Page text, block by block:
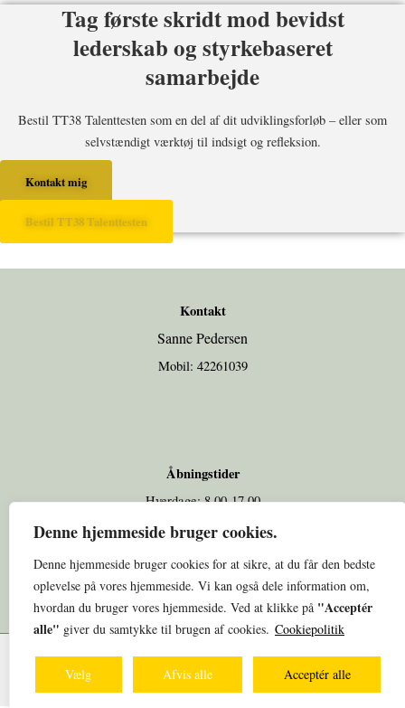
Denne hjemmeside bruger cookies.
Denne hjemmeside bruger cookies for at sikre, at du får den bedste
oplevelse på vores hjemmeside. Vi kan også dele information om,
hvordan du bruger vores hjemmeside. Ved at klikke på "Acceptér
alle" giver du samtykke til brugen af cookies. Cookiepolitik
Vælg Afvis alle Acceptér alle
Tag første skridt mod bevidst
lederskab og styrkebaseret
samarbejde
Bestil TT38 Talenttesten som en del af dit udviklingsforløb – eller som
selvstændigt værktøj til indsigt og refleksion.
Kontakt mig
Bestil TT38 Talenttesten
Kontakt
Sanne Pedersen
Mobil: 42261039
Åbningstider
Hverdage: 8.00-17.00
Weekend: Lukket
Copyright © 2025 Sanne Pedersen